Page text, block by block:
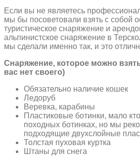
Если вы не являетесь
мы бы посоветовали взять с собой
туристическое снаряжение и
альпинистское снаряжение в
мы сделали именно так, и это
Снаряжение, которое можно
вас нет своего)
Обязательно наличие кошек
Ледоруб
Веревка, карабины
Пластиковые ботинки, мало
походных ботинках, но мы
подходящие двухслойные
Толстая пуховая куртка
Штаны для снега